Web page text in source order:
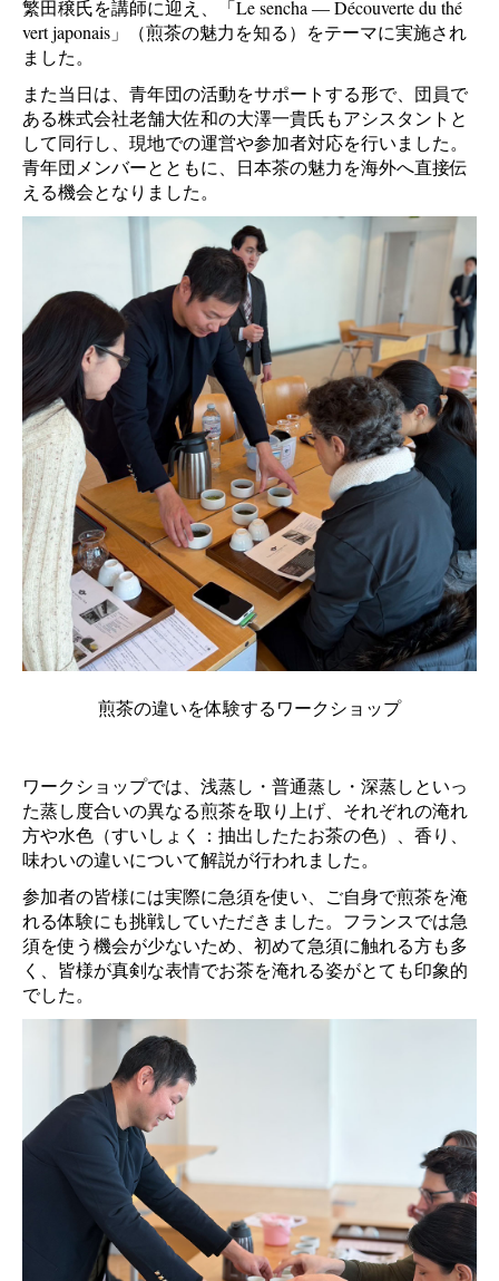
繁田穣氏を講師に迎え、「Le sencha ― Découverte du thé
vert japonais」（煎茶の魅力を知る）をテーマに実施され
ました。
また当日は、青年団の活動をサポートする形で、団員で
ある株式会社老舗大佐和の大澤一貴氏もアシスタントと
して同行し、現地での運営や参加者対応を行いました。
青年団メンバーとともに、日本茶の魅力を海外へ直接伝
える機会となりました。
煎茶の違いを体験するワークショップ
ワークショップでは、浅蒸し・普通蒸し・深蒸しといっ
た蒸し度合いの異なる煎茶を取り上げ、それぞれの淹れ
方や水色（すいしょく：抽出したたお茶の色）、香り、
味わいの違いについて解説が行われました。
参加者の皆様には実際に急須を使い、ご自身で煎茶を淹
れる体験にも挑戦していただきました。フランスでは急
須を使う機会が少ないため、初めて急須に触れる方も多
く、皆様が真剣な表情でお茶を淹れる姿がとても印象的
でした。